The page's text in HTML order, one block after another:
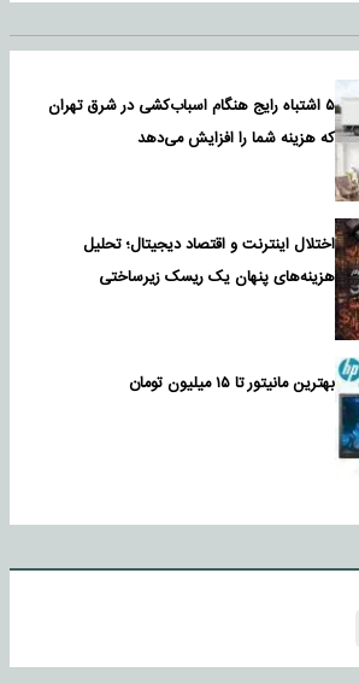
۵ اشتباه رایج هنگام اسباب‌کشی در شرق تهران
که هزینه شما را افزایش می‌دهد
اختلال اینترنت و اقتصاد دیجیتال؛ تحلیل
هزینه‌های پنهان یک ریسک زیرساختی
بهترین مانیتور تا ۱۵ میلیون تومان